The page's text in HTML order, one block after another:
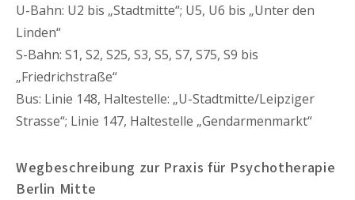
U-Bahn: U2 bis „Stadtmitte“; U5, U6 bis „Unter den
Linden“
S-Bahn: S1, S2, S25, S3, S5, S7, S75, S9 bis
„Friedrichstraße“
Bus: Linie 148, Haltestelle: „U-Stadtmitte/Leipziger
Strasse“; Linie 147, Haltestelle „Gendarmenmarkt“
Wegbeschreibung zur Praxis für Psychotherapie
Berlin Mitte